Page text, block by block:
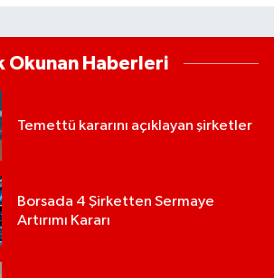
Okunan Haberleri
Temettü kararını açıklayan şirketler
Borsada 4 Şirketten Sermaye
Artırımı Kararı